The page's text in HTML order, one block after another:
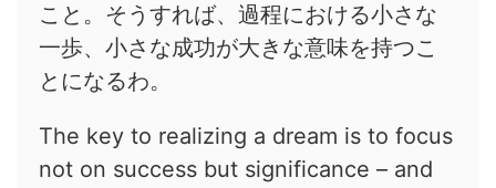
こと。そうすれば、過程における小さな
一歩、小さな成功が大きな意味を持つこ
とになるわ。
The key to realizing a dream is to focus
not on success but significance – and